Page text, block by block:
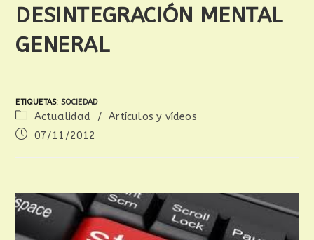
DESINTEGRACIÓN MENTAL
GENERAL
ETIQUETAS: SOCIEDAD
Actualidad /
Artículos y vídeos
07/11/2012